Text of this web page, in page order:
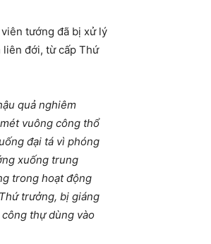
tướng đã bị xử lý
liên đới, từ cấp Thứ
quả nghiêm
vuông công thổ
đại tá vì phóng
xuống trung
trong hoạt động
trưởng, bị giáng
thự dùng vào